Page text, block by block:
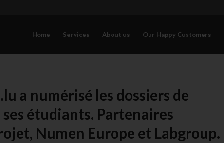
Home Services About us Our Happy Customers
a numérisé les dossiers de
ses étudiants. Partenaires
Numen Europe et Labgroup.